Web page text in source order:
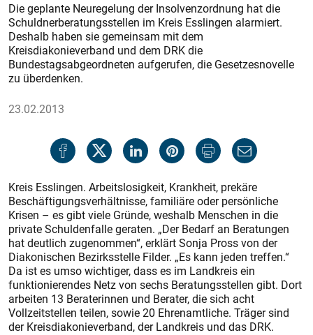
Die geplante Neuregelung der Insolvenzordnung hat die
Schuldnerberatungsstellen im Kreis Esslingen alarmiert.
Deshalb haben sie gemeinsam mit dem
Kreisdiakonieverband und dem DRK die
Bundestagsabgeordneten aufgerufen, die Gesetzesnovelle
zu überdenken.
23.02.2013
Kreis Esslingen. Arbeitslosigkeit, Krankheit, prekäre
Beschäftigungsverhältnisse, familiäre oder persönliche
Krisen – es gibt viele Gründe, weshalb Menschen in die
private Schuldenfalle geraten. „Der Bedarf an Beratungen
hat deutlich zugenommen“, erklärt Sonja Pross von der
Diakonischen Bezirksstelle Fil­der. „Es kann jeden treffen.“
Da ist es umso wichtiger, dass es im Landkreis ein
funktionierendes Netz von sechs Beratungsstellen gibt. Dort
arbeiten 13 Beraterinnen und Berater, die sich acht
Vollzeitstellen teilen, sowie 20 Ehrenamtliche. Träger sind
der Kreisdiakonieverband, der Landkreis und das DRK.